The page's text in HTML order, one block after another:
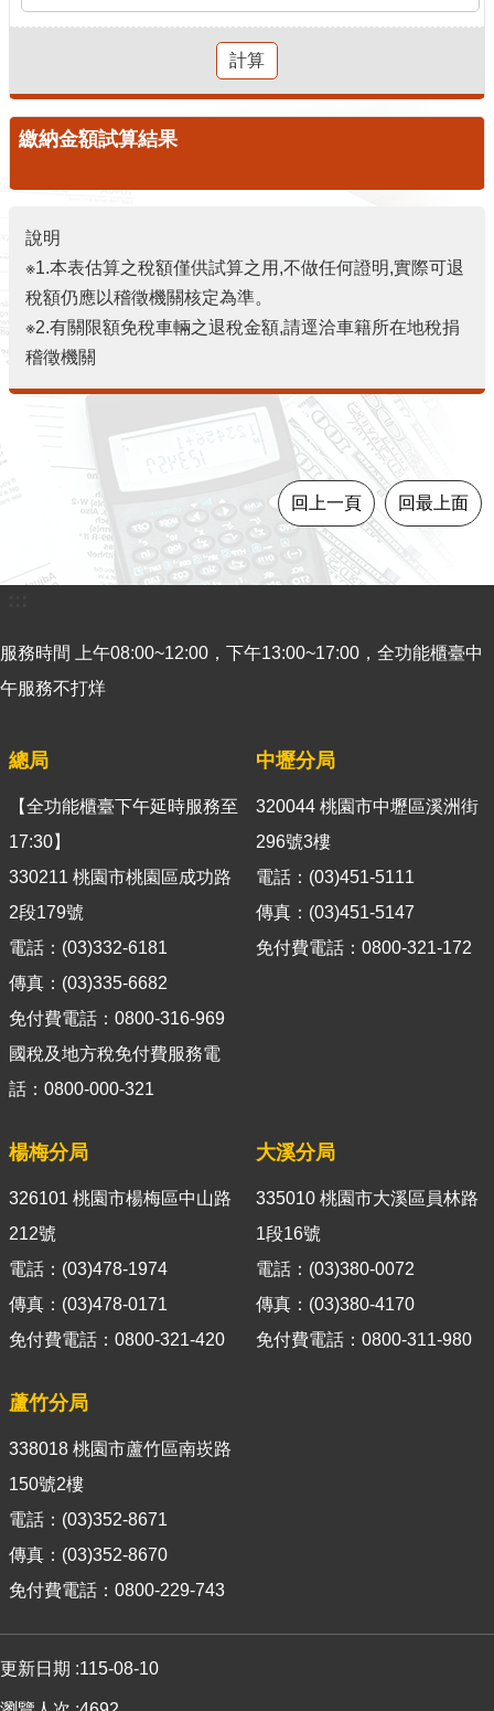
租
稅
專
區
導
覽
客
服
務
返
網
Indonesia
ประเทศไทย
Nam
網
導
覽
市
政
信
隱
私
政
訊
安
政
策
政
站
資
繳納金額試算結果
說明
※1.本表估算之稅額僅供試算之用,不做任何證明,實際可退
稅額仍應以稽徵機關核定為準。
※2.有關限額免稅車輛之退稅金額,請逕洽車籍所在地稅捐
稽徵機關
回上一頁 回最上面
服務時間 上午08:00~12:00，下午13:00~17:00，全功能櫃臺中
午服務不打烊
總局
【全功能櫃臺下午延時服務至
17:30】
330211 桃園市桃園區成功路
2段179號
電話：(03)332-6181
傳真：(03)335-6682
免付費電話：0800-316-969
國稅及地方稅免付費服務電
話：0800-000-321
中壢分局
320044 桃園市中壢區溪洲街
296號3樓
電話：(03)451-5111
傳真：(03)451-5147
免付費電話：0800-321-172
楊梅分局
326101 桃園市楊梅區中山路
212號
電話：(03)478-1974
傳真：(03)478-0171
免付費電話：0800-321-420
大溪分局
335010 桃園市大溪區員林路
1段16號
電話：(03)380-0072
傳真：(03)380-4170
免付費電話：0800-311-980
蘆竹分局
338018 桃園市蘆竹區南崁路
150號2樓
電話：(03)352-8671
傳真：(03)352-8670
免付費電話：0800-229-743
更新日期 115-08-10